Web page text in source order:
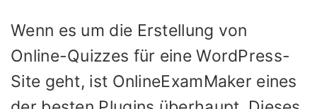
Wenn es um die Erstellung von
Online-Quizzes für eine WordPress-
Site geht, ist OnlineExamMaker eines